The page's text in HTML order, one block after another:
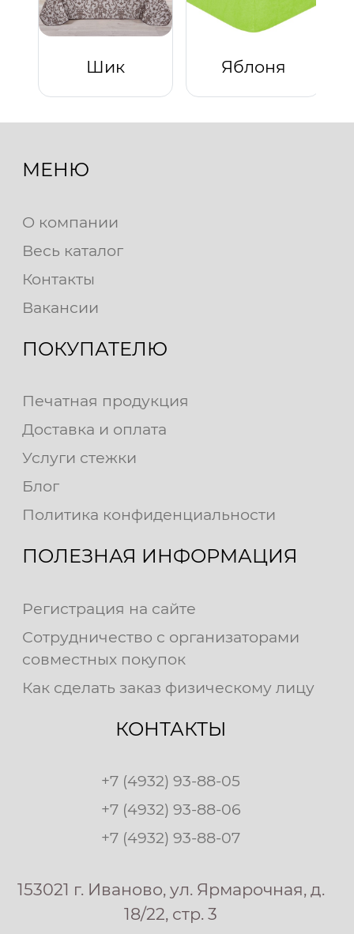
Шик Яблоня
МЕНЮ
О компании
Весь каталог
Контакты
Вакансии
ПОКУПАТЕЛЮ
Печатная продукция
Доставка и оплата
Услуги стежки
Блог
Политика конфиденциальности
ПОЛЕЗНАЯ ИНФОРМАЦИЯ
Регистрация на сайте
Сотрудничество с организаторами
совместных покупок
Как сделать заказ физическому лицу
КОНТАКТЫ
+7 (4932) 93-88-05
+7 (4932) 93-88-06
+7 (4932) 93-88-07
153021 г. Иваново, ул. Ярмарочная, д.
18/22, стр. 3